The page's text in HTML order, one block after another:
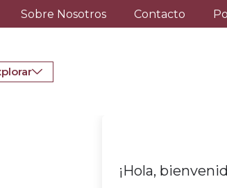
Sobre Nosotros Contacto
¡Hola,